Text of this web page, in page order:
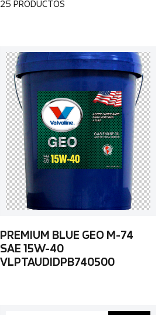
25 PRODUCTOS
PREMIUM BLUE GEO M-74
SAE 15W-40
VLPTAUDIDPB740500